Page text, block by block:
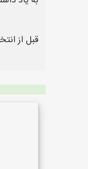
قبل از